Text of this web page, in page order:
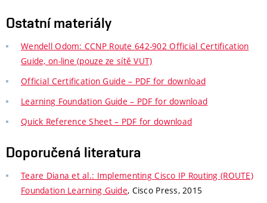
Ostatní materiály
Wendell Odom: CCNP Route 642-902 Official Certification
Guide, on-line (pouze ze sítě VUT)
Official Certification Guide – PDF for download
Learning Foundation Guide – PDF for download
Quick Reference Sheet – PDF for download
Doporučená literatura
Teare Diana et al.: Implementing Cisco IP Routing (ROUTE)
Foundation Learning Guide, Cisco Press, 2015